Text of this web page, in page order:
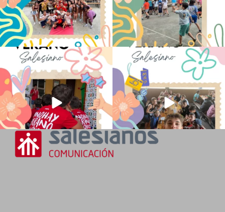
No hay verano sin que sea Salesiano ❤️
💫 en Luz 4
...
0
viviendo la alegría en el campamento
...
2